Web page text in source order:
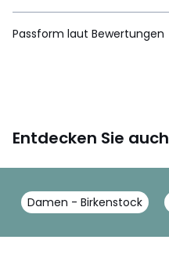
Passform laut Bewertungen
Entdecken Sie auch
Damen - Birkenstock